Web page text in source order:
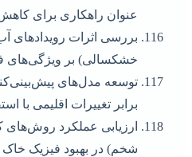
عنوان راهکاری برای
بررسی اثرات رویدادهای
خشکسالی) بر ویژگی‌های
توسعه مدل‌های
برابر تغییرات اقلیمی با
ارزیابی عملکرد روش‌های
شخم) در بهبود فیزیک خاک